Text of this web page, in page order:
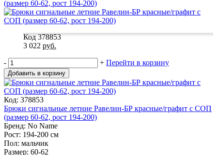
(размер 60-62, рост 194-200)
Код 378853
3 022 руб.
- + Перейти в корзину
Добавить в корзину
Код: 378853
Брюки сигнальные летние Равелин-БР красные/графит с СОП
(размер 60-62, рост 194-200)
Бренд: No Name
Рост: 194-200 см
Пол: мальчик
Размер: 60-62